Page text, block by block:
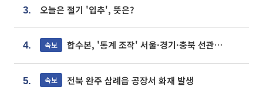
3. 오늘은 절기 '입추', 뜻은?
4. 속보 합수본, '통계 조작' 서울·경기·충북 선관위 등 추가 압수수색
5. 속보 전북 완주 삼례읍 공장서 화재 발생